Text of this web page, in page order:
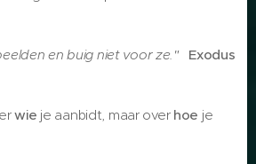
en buig niet voor ze." Exodus
wie je aanbidt, maar over hoe je